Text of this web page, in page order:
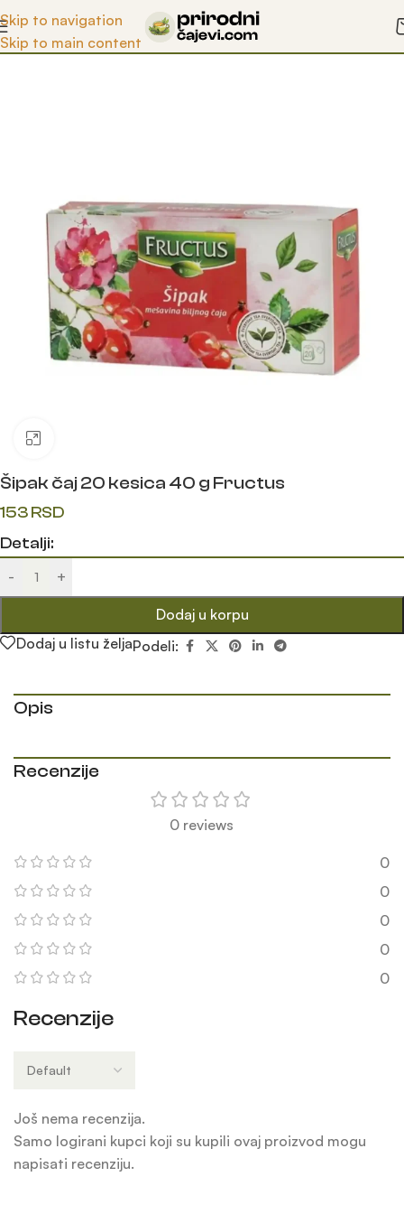
Skip to navigation
Skip to main content
Otkrijte blagodeti prirode uz naše čajeve!
Početna/Prodavnica/
Šipak čaj 20 kesica 40 g Fructus
153RSD
Detalji:
- +
Dodaj u korpu
Dodaj u listu željaPodeli:
Opis
Recenzije
0 reviews
0
0
0
0
0
Recenzije
Još nema recenzija.
Samo logirani kupci koji su kupili ovaj proizvod mogu
napisati recenziju.